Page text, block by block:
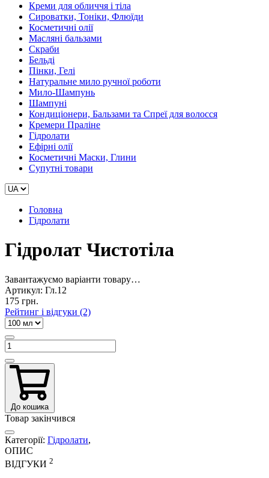
Креми для обличчя і тіла
Сироватки, Тоніки, Флюїди
Косметичні олії
Масляні бальзами
Скраби
Бельді
Пінки, Гелі
Натуральне мило ручної роботи
Мило-Шампунь
Шампуні
Кондиціонери, Бальзами та Спреї для волосся
Кремери Праліне
Гідролати
Ефірні олії
Косметичні Маски, Глини
Супутні товари
Головна
Гідролати
Гідролат Чистотіла
Завантажуємо варіанти товару…
Артикул: Гл.12
175 грн.
Рейтинг і відгуки (2)
До кошика
Товар закінчився
Категорії: Гідролати,
ОПИС
ВІДГУКИ 2